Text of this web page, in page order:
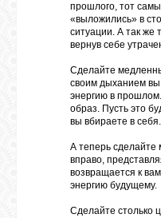
прошлого, тот
«выложились» в
ситуации. А так же
вернув себе
Сделайте
своим дыханием
энергию в
образ. Пусть это
вы вбираете в себя.
А теперь
вправо,
возвращается к
энергию будущему.
Сделайте столько